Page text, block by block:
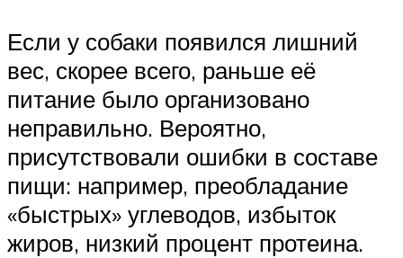
Если у собаки появился лишний
вес, скорее всего, раньше её
питание было организовано
неправильно. Вероятно,
присутствовали ошибки в составе
пищи: например, преобладание
«быстрых» углеводов, избыток
жиров, низкий процент протеина.